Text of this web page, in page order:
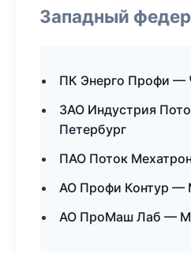
Западный
ПК Энерго Профи —
ЗАО Индустрия
Петербург
ПАО Поток
АО Профи Контур —
АО ПроМаш Лаб —